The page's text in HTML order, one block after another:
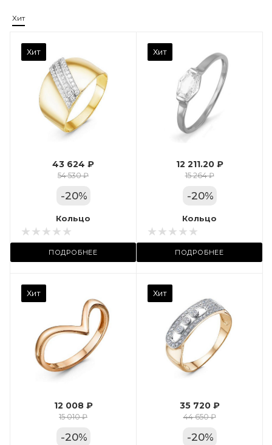
Хит
Хит
43 624 ₽
54 530 ₽
-20%
Кольцо
ПОДРОБНЕЕ
Хит
Вес драгметалла
Марка (бренд)
Дельта
Фианит
Цвет золота
КРАС
Местоположение:
ТРЦ «Арена»
12 211.20 ₽
15 264 ₽
-20%
Кольцо
ПОДРОБНЕЕ
Хит
12 008 ₽
15 010 ₽
-20%
Хит
Вес драгметалла
Марка (бренд)
Дельта
Фианит
Цвет золота
КРАС
35 720 ₽
44 650 ₽
-20%